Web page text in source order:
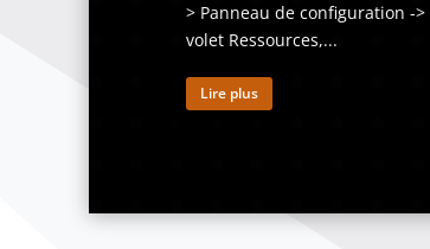
> Panneau de configuration -
volet Ressources,...
Lire plus